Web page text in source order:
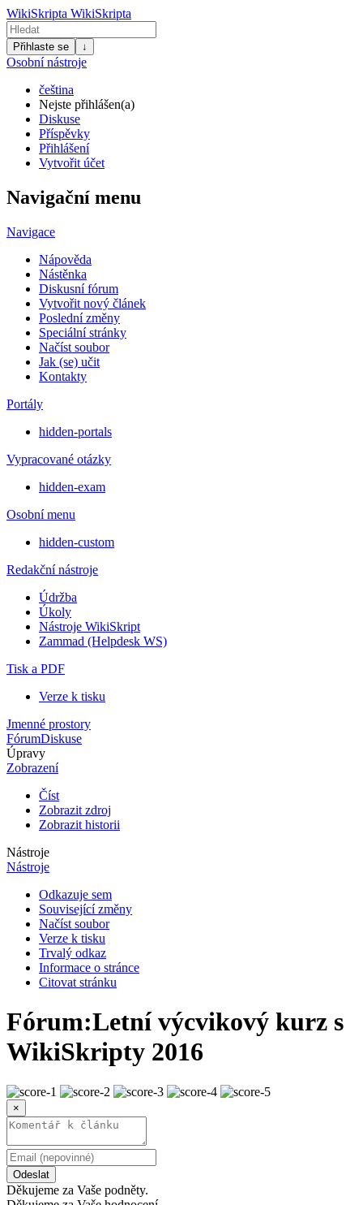
WikiSkripta WikiSkripta
Přihlaste se ↓
Osobní nástroje
čeština
Nejste přihlášen(a)
Diskuse
Příspěvky
Přihlášení
Vytvořit účet
Navigační menu
Navigace
Nápověda
Nástěnka
Diskusní fórum
Vytvořit nový článek
Poslední změny
Speciální stránky
Načíst soubor
Jak (se) učit
Kontakty
Portály
hidden-portals
Vypracované otázky
hidden-exam
Osobní menu
hidden-custom
Redakční nástroje
Údržba
Úkoly
Nástroje WikiSkript
Zammad (Helpdesk WS)
Tisk a PDF
Verze k tisku
Jmenné prostory
FórumDiskuse
Úpravy
Zobrazení
Číst
Zobrazit zdroj
Zobrazit historii
Nástroje
Nástroje
Odkazuje sem
Související změny
Načíst soubor
Verze k tisku
Trvalý odkaz
Informace o stránce
Citovat stránku
Fórum:Letní výcvikový kurz s
WikiSkripty 2016
×
Odeslat
Děkujeme za Vaše podněty.